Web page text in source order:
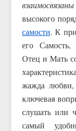
взаимосвязаны
высокого
самости. К
его Самость,
Отец и Мать
жажда
ключевая
слушать или
самый